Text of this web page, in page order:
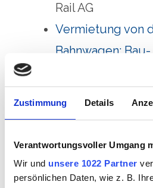
Zustimmung Details
Verantwortungsvoller Umgang
Wir und unsere 1022 Partner
persönlichen Daten, wie z. B.
Rail AG
Vermietung von
Bahnwagen:
Disposition:
Müller Gleisbau AG